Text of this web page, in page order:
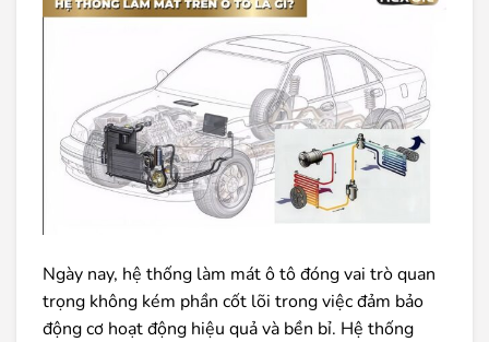
Ngày nay, hệ thống làm mát ô tô đóng vai trò quan
trọng không kém phần cốt lõi trong việc đảm bảo
động cơ hoạt động hiệu quả và bền bỉ. Hệ thống